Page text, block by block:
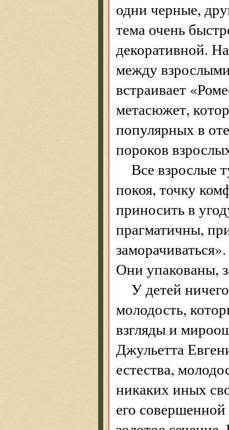
одни черные,
тема очень
декоративной.
между
встраивает
метасюжет,
популярных в
пороков
Все взрослые
покоя, точку
приносить в
прагматичны,
Они упакованы,
У детей
молодость,
взгляды и
Джульетта
естества,
никаких иных
его